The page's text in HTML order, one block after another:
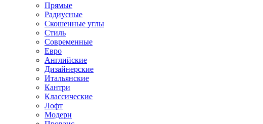
Прямые
Радиусные
Скошенные углы
Стиль
Современные
Евро
Английские
Дизайнерские
Итальянские
Кантри
Классические
Лофт
Модерн